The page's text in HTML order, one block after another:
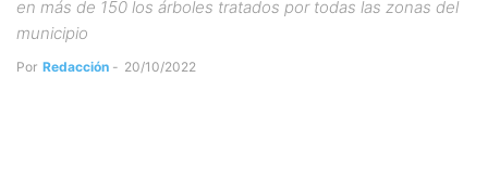
en más de 150 los árboles tratados por todas las zonas del
municipio
Por Redacción - 20/10/2022